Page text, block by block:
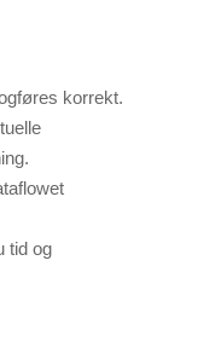
korrekt.
tid og